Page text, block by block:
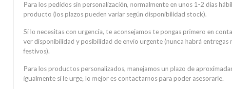
Para los pedidos sin personalización, normalmente en unos 1-2 días
producto (los plazos pueden variar según disponibilidad stock).
Si lo necesitas con urgencia, te aconsejamos te pongas primero en
ver disponibilidad y posibilidad de envío urgente (nunca habrá entregas
festivos).
Para los productos personalizados, manejamos un plazo de
igualmente si le urge, lo mejor es contactarnos para poder asesorarle.